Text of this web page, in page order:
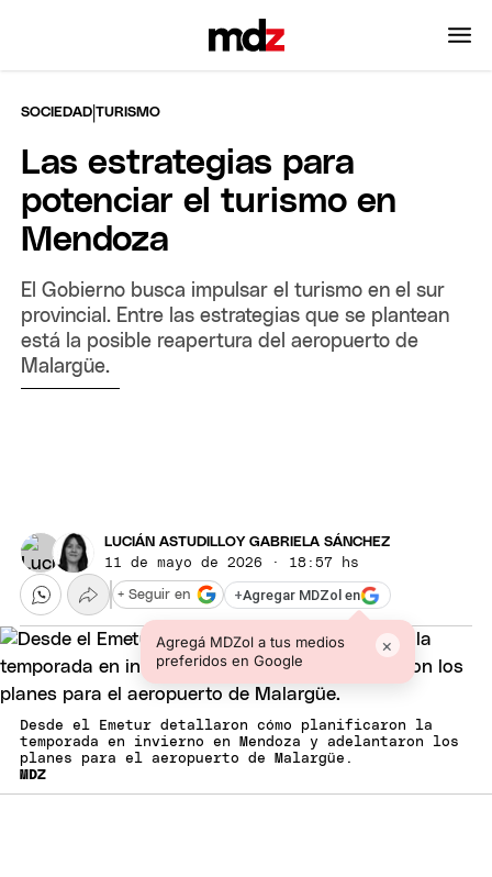
SOCIEDAD |TURISMO
Las estrategias para
potenciar el turismo en
Mendoza
El Gobierno busca impulsar el turismo en el sur
provincial. Entre las estrategias que se plantean
está la posible reapertura del aeropuerto de
Malargüe.
LUCIÁN ASTUDILLOY GABRIELA SÁNCHEZ
11 de mayo de 2026 · 18:57 hs
+Agregar MDZol en
Agregá MDZol a tus medios
preferidos en Google
×
+ Seguir en
Desde el Emetur detallaron cómo planificaron la
temporada en invierno en Mendoza y adelantaron los
planes para el aeropuerto de Malargüe.
MDZ